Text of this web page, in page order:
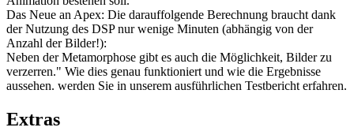
Das Neue an Apex: Die darauffolgende Berechnung braucht dank
der Nutzung des DSP nur wenige Minuten (abhängig von der
Anzahl der Bilder!):
Neben der Metamorphose gibt es auch die Möglichkeit, Bilder zu
verzerren." Wie dies genau funktioniert und wie die Ergebnisse
aussehen. werden Sie in unserem ausführlichen Testbericht erfahren.
Extras